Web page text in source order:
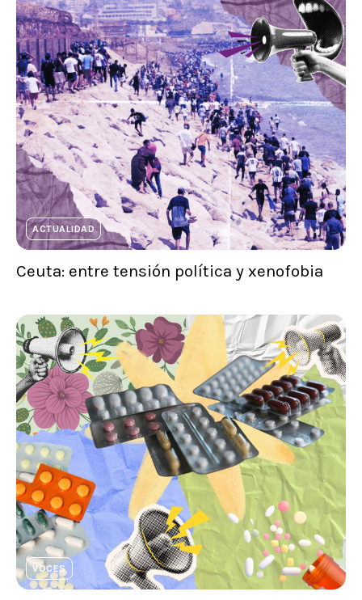
ACTUALIDAD
Ceuta: entre tensión política y xenofobia
VOCES